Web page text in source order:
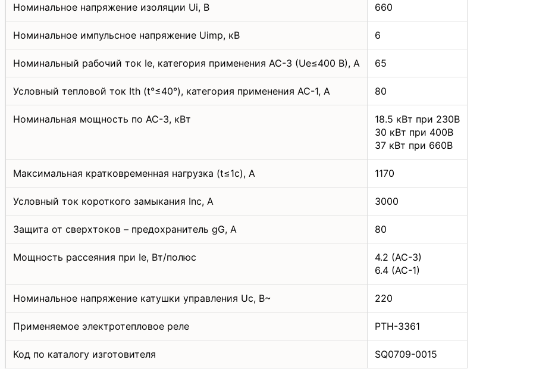
Номинальное напряжение изоляции Ui, В 660
Номинальное импульсное напряжение Uimp, кВ 6
Номинальный рабочий ток Iе, категория применения АС-3 (Uе≤400 В), А 65
Условный тепловой ток Ith (t°≤40°), категория применения АС-1, А 80
Номинальная мощность по АС-3, кВт
18.5 кВт при 230В
30 кВт при 400В
37 кВт при 660В
Максимальная кратковременная нагрузка (t≤1с), А 1170
Условный ток короткого замыкания Inc, А 3000
Защита от сверхтоков – предохранитель gG, А 80
Мощность рассеяния при Iе, Вт/полюс
4.2 (AC-3)
6.4 (AC-1)
Номинальное напряжение катушки управления Uс, В~ 220
Применяемое электротепловое реле РТН-3361
Код по каталогу изготовителя SQ0709-0015